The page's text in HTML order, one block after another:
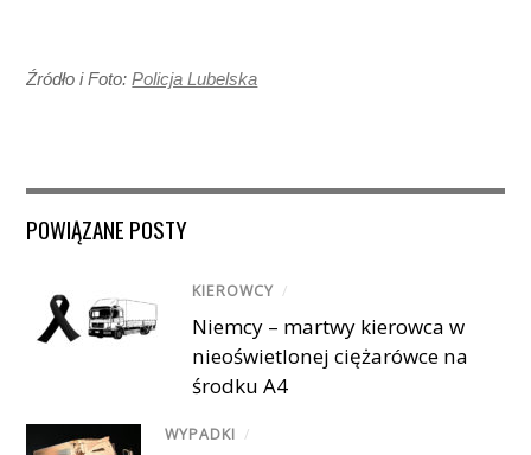
Źródło i Foto:Policja Lubelska
POWIĄZANE POSTY
KIEROWCY /
Niemcy – martwy kierowca w
nieoświetlonej ciężarówce na
środku A4
WYPADKI /